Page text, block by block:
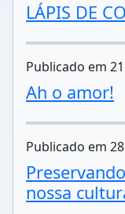
LÁPIS DE
Publicado em
Ah o amor!
Publicado em
nossa